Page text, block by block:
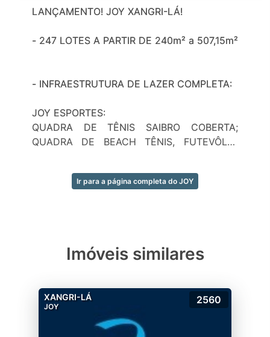
LANÇAMENTO! JOY XANGRI-LÁ!
- 247 LOTES A PARTIR DE 240m² a 507,15m²
- INFRAESTRUTURA DE LAZER COMPLETA:
JOY ESPORTES:
QUADRA DE TÊNIS SAIBRO COBERTA;
QUADRA DE BEACH TÊNIS, FUTEVÔLEI;
POLIESPORTIVA; CAMPO DE FUTEBOL;
QUIOSQUE PARA AS QUADRAS
ÁREA DE DESCANSO.
CLUBE JOY:
ESTAR COM LAREIRA; RESTAURANTE; KIDS
LOUNGE COM PLAYGROUND EXTERNO;
PISCINAS AQUECIDAS; PRAIA DO LAGO;
Ir para a página completa do JOY
Imóveis similares
XANGRI-LÁ
JOY
2560